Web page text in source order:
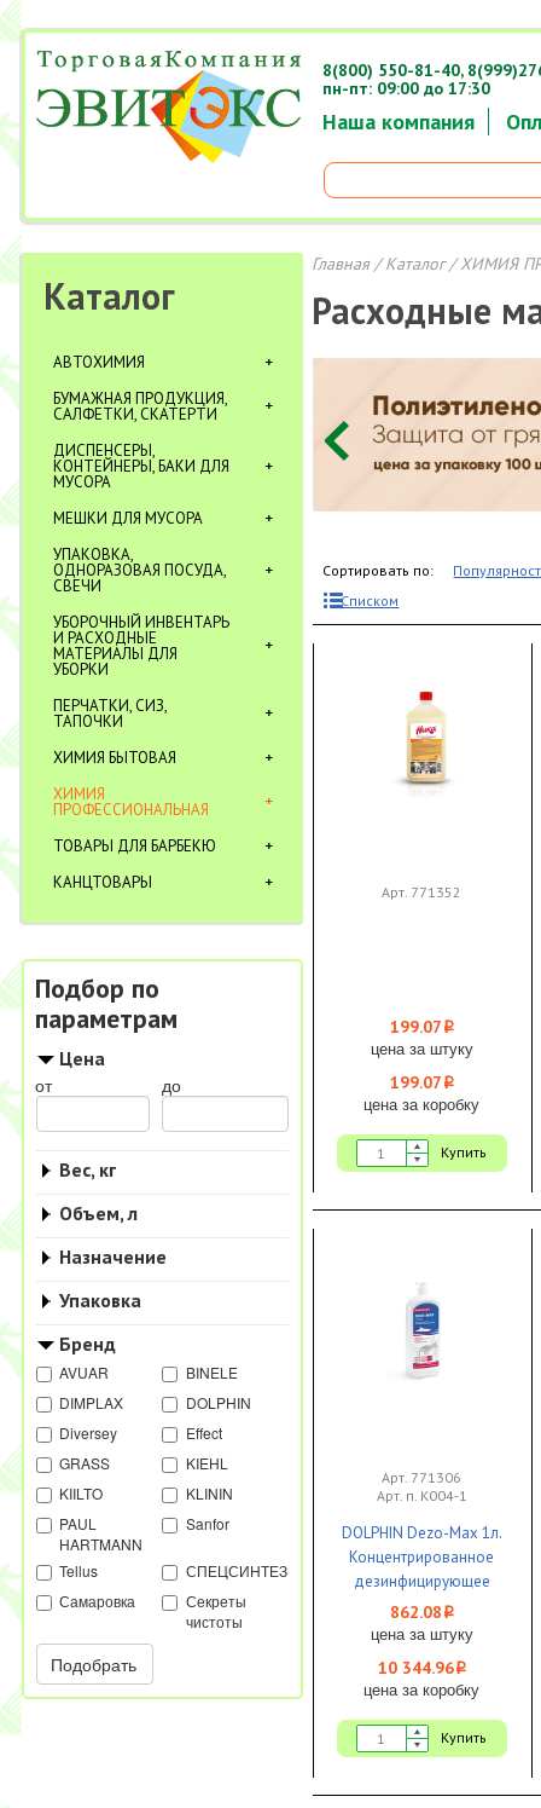
Наша компания
8(800) 550-81-40,
пн-пт: 09:00 до 17:30
Каталог
АВТОХИМИЯ
БУМАЖНАЯ ПРОДУКЦИЯ,
САЛФЕТКИ, СКАТЕРТИ
ДИСПЕНСЕРЫ,
КОНТЕЙНЕРЫ, БАКИ ДЛЯ
МУСОРА
МЕШКИ ДЛЯ МУСОРА
УПАКОВКА,
ОДНОРАЗОВАЯ ПОСУДА,
СВЕЧИ
УБОРОЧНЫЙ ИНВЕНТАРЬ
И РАСХОДНЫЕ
МАТЕРИАЛЫ ДЛЯ
УБОРКИ
ПЕРЧАТКИ, СИЗ,
ТАПОЧКИ
ХИМИЯ БЫТОВАЯ
ХИМИЯ
ПРОФЕССИОНАЛЬНАЯ
ТОВАРЫ ДЛЯ БАРБЕКЮ
КАНЦТОВАРЫ
Подбор по
параметрам
Цена
от до
Вес, кг
Объем, л
Назначение
Упаковка
Бренд
AVUAR
BINELE
DIMPLAX
DOLPHIN
Diversey
Effect
GRASS
KIEHL
KIILTO
KLININ
PAUL
HARTMANN
Sanfor
Tellus
СПЕЦСИНТЕЗ
Самаровка
Секреты
чистоты
Подобрать
Главная/Каталог/ХИМИЯ
Расходные
Сортировать по:
Списком
Арт. 771352
199.07 i
цена за штуку
199.07 i
цена за коробку
Купить
Арт. 771306
Арт. п. К004-1
DOLPHIN Dezo-Max 1л.
Концентрированное
дезинфицирующее
средство 1/12 ЧЗ
862.08 i
цена за штуку
10 344.96i
цена за коробку
Купить